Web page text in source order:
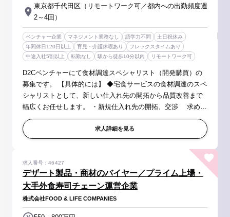
東京都千代田区（リモートワーク可／都内への出勤頻度週
2～4回）
ベンチャー企業 マネジメント業務なし 語学力不問
土日祝休み
年間休日120日以上
育児・介護休暇あり
フレックスタイムあり
中途入社5割以上
転勤なし 駅から徒歩10分以内 リモートワーク可
D2Cベンチャーにて食材調達スペシャリスト（開発購買）の
募集です。 【具体的には】 ◆宅食サービスの食材調達のスペ
シャリストとして、新しい仕入れ先の開拓から品質改善まで
幅広くお任せします。 ・新規仕入れ先の開拓、交渉 求める
品質（部位、鮮度、温度管理など）を実現できる食品メーカ
ーや サプライヤ...
求人詳細を見る
デザート製品・商材のバイヤー／プライム上場・
大手外食寿司チェーン運営企業
求人番号：46427
株式会社FOOD & LIFE COMPANIES